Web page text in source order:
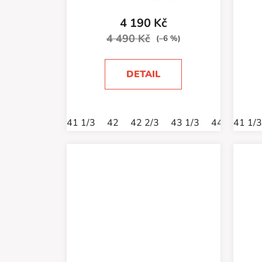
4 190 Kč
4 490 Kč (–6 %)
DETAIL
41 1/3 42 42 2/3 43 1/3 44 44 2/3
41 1/3